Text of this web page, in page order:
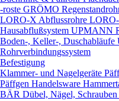
-roste GRÖMO
LORO-X Abflussrohre
Hausabflußsystem UPMANN
Boden-, Keller-, Duschabläufe
Rohrverbindungssystem
Befestigung
Klammer- und Nagelgeräte
Päffgen Handelsware
BÄR Dübel, Nägel,